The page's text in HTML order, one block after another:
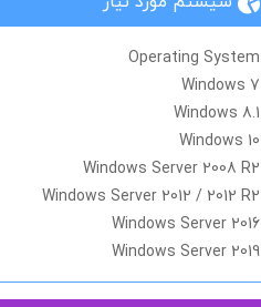
Operating System
Windows 7
Windows 8.1
Windows 10
Windows Server 2008 R2
Windows Server 2012 / 2012 R2
Windows Server 2016
Windows Server 2019